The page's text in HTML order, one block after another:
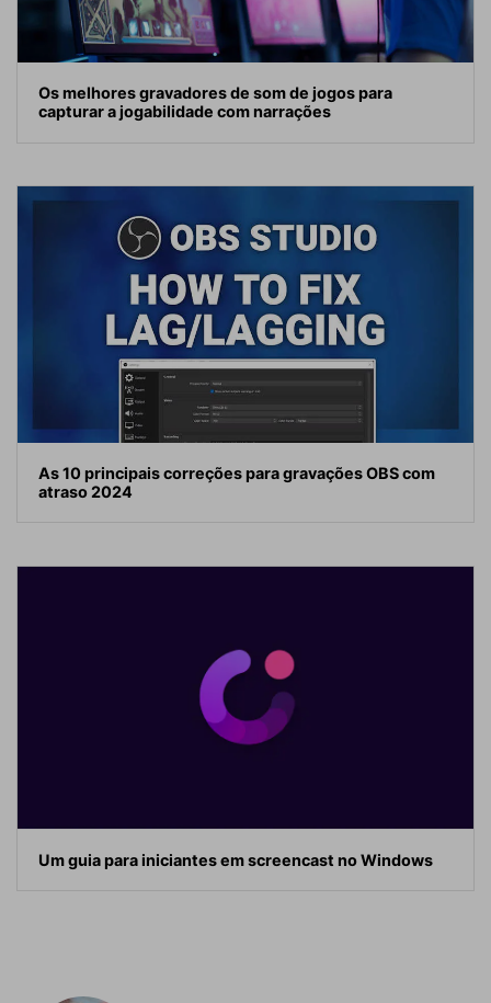
Os melhores gravadores de som de jogos para
capturar a jogabilidade com narrações
As 10 principais correções para gravações OBS com
atraso 2024
Um guia para iniciantes em screencast no Windows